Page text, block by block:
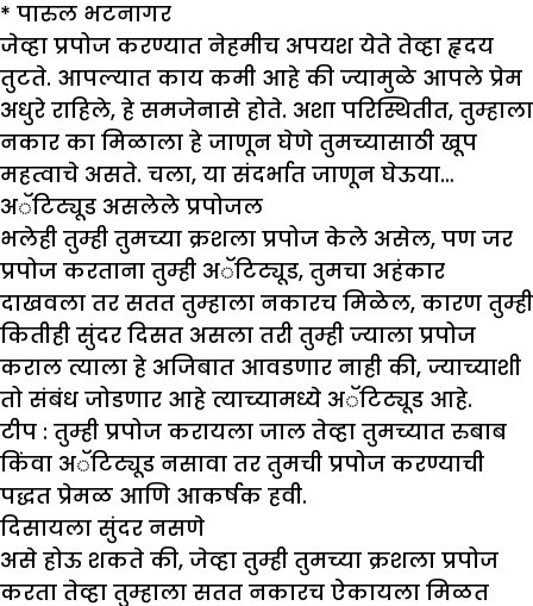
* पारुल भटनागर
जेव्हा प्रपोज करण्यात नेहमीच अपयश येते तेव्हा हृदय
तुटते. आपल्यात काय कमी आहे की ज्यामुळे आपले प्रेम
अधुरे राहिले, हे समजेनासे होते. अशा परिस्थितीत, तुम्हाला
नकार का मिळाला हे जाणून घेणे तुमच्यासाठी खूप
महत्वाचे असते. चला, या संदर्भात जाणून घेऊया…
अॅटिट्यूड असलेले प्रपोजल
भलेही तुम्ही तुमच्या क्रशला प्रपोज केले असेल, पण जर
प्रपोज करताना तुम्ही अॅटिट्यूड, तुमचा अहंकार
दाखवला तर सतत तुम्हाला नकारच मिळेल, कारण तुम्ही
कितीही सुंदर दिसत असला तरी तुम्ही ज्याला प्रपोज
कराल त्याला हे अजिबात आवडणार नाही की, ज्याच्याशी
तो संबंध जोडणार आहे त्याच्यामध्ये अॅटिट्यूड आहे.
टीप : तुम्ही प्रपोज करायला जाल तेव्हा तुमच्यात रुबाब
किंवा अॅटिट्यूड नसावा तर तुमची प्रपोज करण्याची
पद्धत प्रेमळ आणि आकर्षक हवी.
दिसायला सुंदर नसणे
असे होऊ शकते की, जेव्हा तुम्ही तुमच्या क्रशला प्रपोज
करता तेव्हा तुम्हाला सतत नकारच ऐकायला मिळत